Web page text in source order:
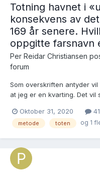
Totning havnet i
konsekvens av
169 år senere.
oppgitte farsnavn
Per Reidar Christiansen
forum
Som overskriften antyder
at jeg er en kvarting. Det vil
andre slektsforskere tenker
er det forhold som er vektl...
Oktober 31, 2020
metode toten og 1